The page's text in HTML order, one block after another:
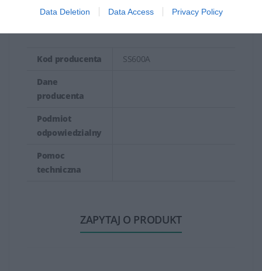
Data Deletion Data Access Privacy Policy
drukarkach laserowych. Oryginalne tonery HP oferują
uzyskania optymalnych wyników drukowania.
Kod producenta SS600A
Dane
producenta
Podmiot
odpowiedzialny
Pomoc
techniczna
ZAPYTAJ O PRODUKT